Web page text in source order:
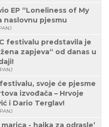
EP “Loneliness of My
naslovnu pjesmu
festivalu predstavila je
zapjeva“ od danas u
svoje će pjesme
izvođača – Hrvoje
i Dario Terglav!
- hajka za odrasle’